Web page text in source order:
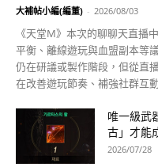
大補帖小編(編董) - 2026/08/03
《天堂M》本次的聊聊天直播
平衡、離線遊玩與血盟副本等
仍在研議或製作階段，但從直
在改善遊玩節奏、補強社群互
唯一級武
古」才能
2026/07/28